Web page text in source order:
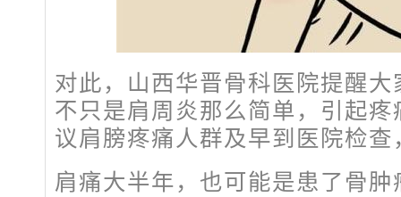
对此，山西华晋骨科医院提醒
不只是肩周炎那么简单，引起
议肩膀疼痛人群及早到医院检
肩痛大半年，也可能是患了骨肿